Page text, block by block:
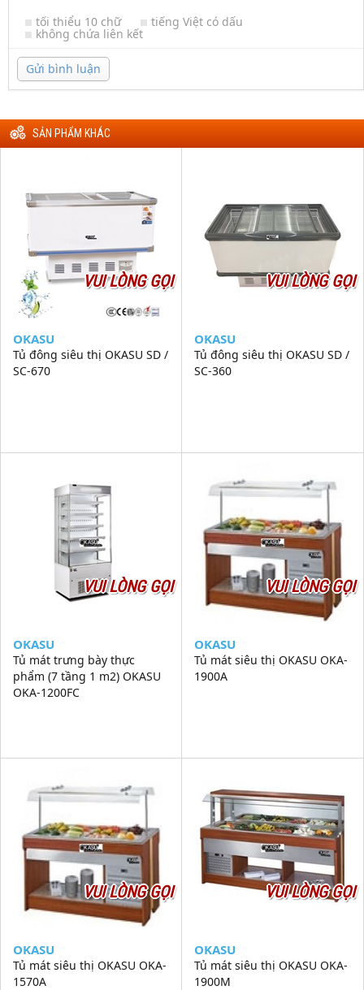
tối thiểu 10 chữ tiếng Việt có dấu
không chứa liên kết
Gửi bình luận
SẢN PHẨM KHÁC
VUI LÒNG GỌI
OKASU
Tủ đông siêu thị OKASU SD /
SC-670
VUI LÒNG GỌI
OKASU
Tủ đông siêu thị OKASU SD /
SC-360
VUI LÒNG GỌI
OKASU
Tủ mát trưng bày thực
phẩm (7 tầng 1 m2) OKASU
OKA-1200FC
VUI LÒNG GỌI
OKASU
Tủ mát siêu thị OKASU OKA-
1900A
VUI LÒNG GỌI
OKASU
Tủ mát siêu thị OKASU OKA-
1570A
VUI LÒNG GỌI
OKASU
Tủ mát siêu thị OKASU OKA-
1900M